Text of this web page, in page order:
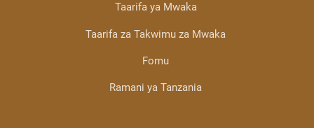
Taarifa ya Mwaka
Taarifa za Takwimu za Mwaka
Fomu
Ramani ya Tanzania